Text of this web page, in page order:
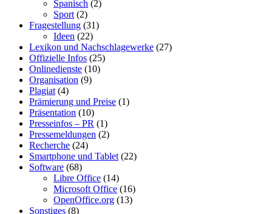
Spanisch (2)
Sport(2)
Fragestellung (31)
Ideen (22)
Lexikon und Nachschlagewerke (27)
Offizielle Infos (25)
Onlinedienste (10)
Organisation (9)
Plagiat(4)
Prämierung und Preise (1)
Präsentation (10)
Presseinfos – PR (1)
Pressemeldungen (2)
Recherche (24)
Smartphone und Tablet(22)
Software (68)
Libre Office (14)
Microsoft Office (16)
OpenOffice.org (13)
Sonstiges (8)